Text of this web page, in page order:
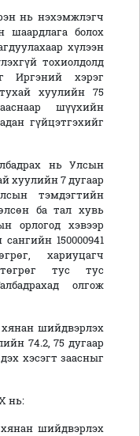
нь нэхэмжлэгч
шаардлага болох
хүлээн
тохиолдолд
Иргэний хэрэг
хуулийн 75
шүүхийн
гүйцэтгэхийг
нь Улсын
хуулийн 7 дугаар
тэмдэгтийн
ба тал хувь
орлогод хэвээр
150000941
хариуцагч
төгрөг тус тус
олгож
шийдвэрлэх
74.2, 75 дугаар
хэсэгт заасныг
нь:
шийдвэрлэх